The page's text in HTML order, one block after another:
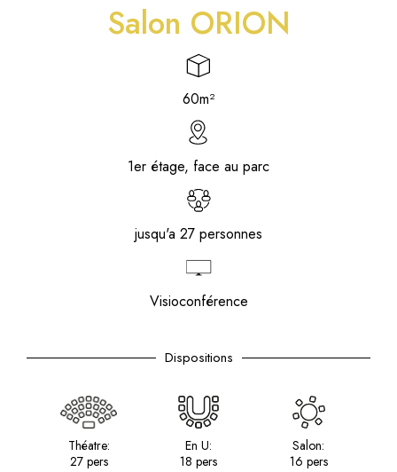
Salon ORION
60m²
1er étage, face au parc
jusqu'a 27 personnes
Visioconférence
Dispositions
Théatre:
27 pers
En U:
18 pers
Salon:
16 pers